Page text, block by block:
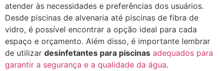
atender às necessidades e preferências dos usuários.
Desde piscinas de alvenaria até piscinas de fibra de
vidro, é possível encontrar a opção ideal para cada
espaço e orçamento. Além disso, é importante lembrar
de utilizar desinfetantes para piscinas adequados para
garantir a segurança e a qualidade da água.